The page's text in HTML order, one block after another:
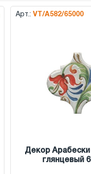
Арт.: VT/A582/65000
Декор Арабески
глянцевый